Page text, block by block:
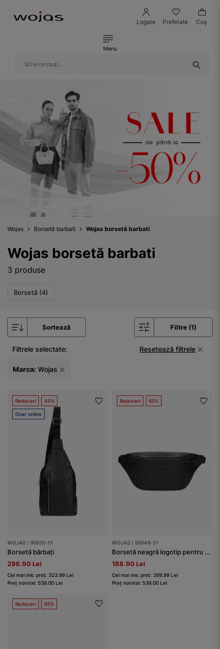
Logare Preferate Coş
Menu
Wojas Borsetă barbati Wojas borsetă barbati
Wojas borsetă barbati
3 produse
Borsetă (4)
Sortează Filtre (1)
Filtrele selectate: Resetează filtrele
Marca: Wojas
Reduceri 45%
Doar online
WOJAS / 90033-51
Borsetă bărbați
296.90 Lei
Cel mai mic preț: 323.99 Lei
Preț normal: 539.00 Lei
Reduceri 65%
WOJAS / 80048-51
Borsetă neagră logotip pentru bărbați
188.90 Lei
Cel mai mic preț: 269.99 Lei
Preț normal: 539.00 Lei
Reduceri 65%